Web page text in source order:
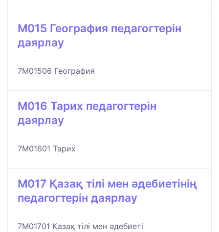
M015 География педагогтерін
даярлау
7M01506 География
M016 Тарих педагогтерін
даярлау
7M01601 Тарих
M017 Қазақ тілі мен әдебиетінің
педагогтерін даярлау
7M01701 Қазақ тілі мен әдебиеті